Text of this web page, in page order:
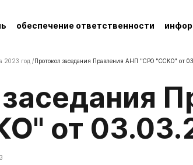
обеспечение ответственности
2023 год / Протокол заседания Правления АНП "СРО "ССКО" от
от